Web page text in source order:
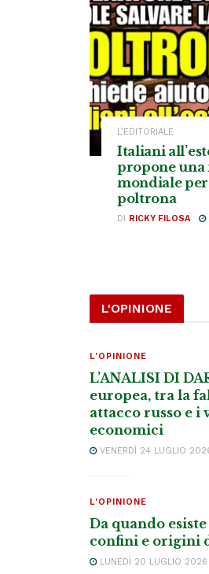
L’EDITORIALE
Italiani
propone
mondiale per
poltrona
DI RICKY FILOSA
L'OPINIONE
L'OPINIONE
L’ANALISI DI
europea, tra la
attacco russo e i
economici
VENERDÌ 24 LUGLIO
L'OPINIONE
Da quando
confini e origini
LUNEDÌ 20 LUGLIO 2026